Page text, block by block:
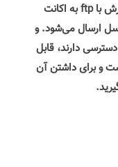
میزان مشارکت تهیه می شود. این گزارش با ftp به اکانت
ارسال می‌شود. و
دارند، قابل
و برای داشتن آن